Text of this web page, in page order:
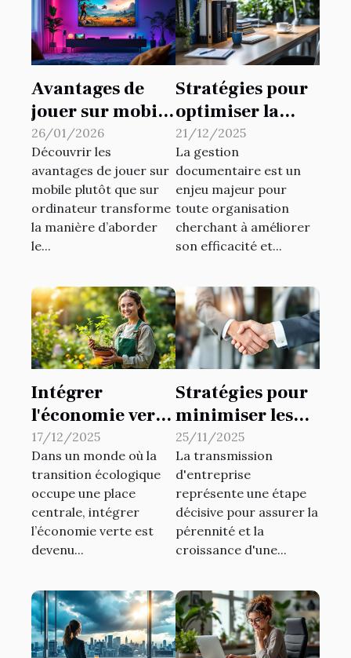
Avantages de
jouer sur mobile
par rapport à
l'ordinateur
26/01/2026
Découvrir les
avantages de jouer sur
mobile plutôt que sur
ordinateur transforme
la manière d’aborder
le...
Stratégies pour
optimiser la
gestion
documentaire
en entreprise
21/12/2025
La gestion
documentaire est un
enjeu majeur pour
toute organisation
cherchant à améliorer
son efficacité et...
Intégrer
l'économie verte
: stratégies pour
les petites
entreprises
17/12/2025
Dans un monde où la
transition écologique
occupe une place
centrale, intégrer
l’économie verte est
devenu...
Stratégies pour
minimiser les
risques fiscaux
lors de
transmissions
d'entreprise
25/11/2025
La transmission
d'entreprise
représente une étape
décisive pour assurer la
pérennité et la
croissance d'une...